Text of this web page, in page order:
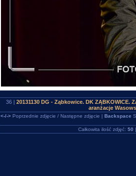
36 | 20131130 DG - Ząbkowice. DK ZĄBKOWICE.
aranżacje
<-/->Poprzednie zdjęcie / Następne zdjęcie | Backspace
Całkowita ilość zdjęć: 50 |